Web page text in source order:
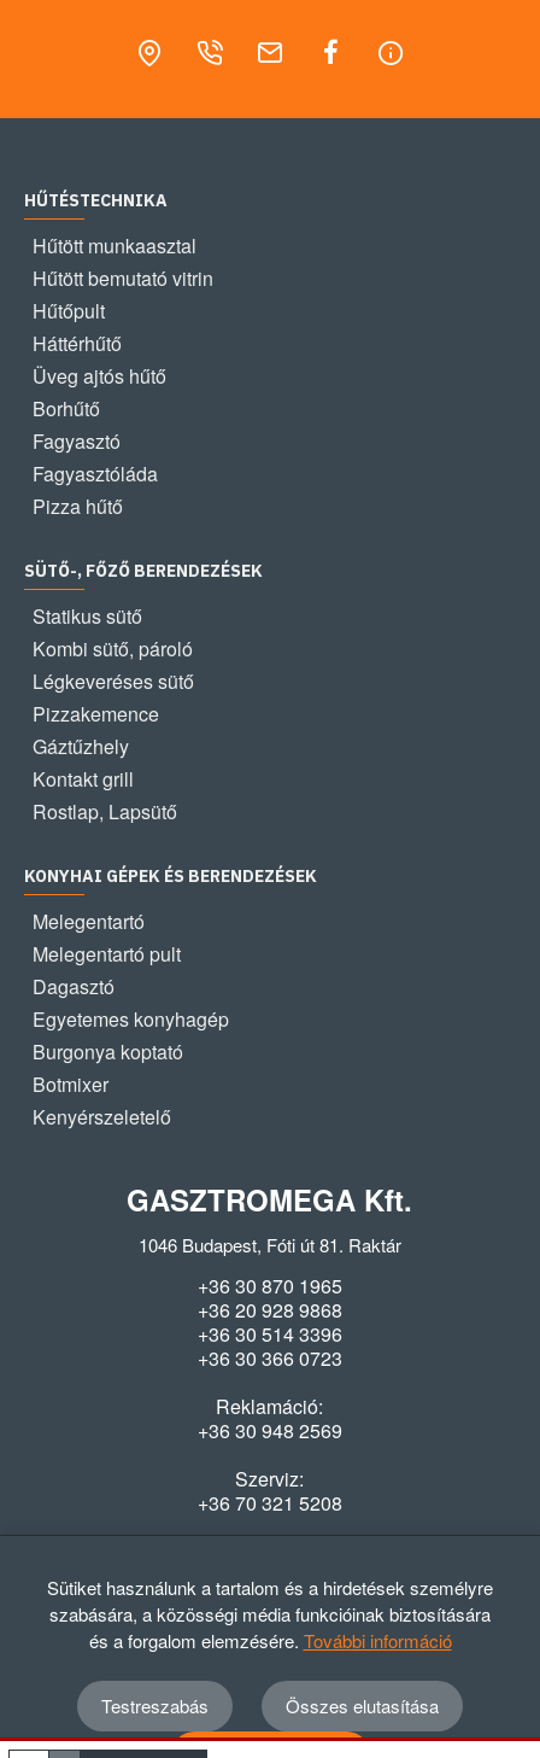
HŰTÉSTECHNIKA
Hűtött munkaasztal
Hűtött bemutató vitrin
Hűtőpult
Háttérhűtő
Üveg ajtós hűtő
Borhűtő
Fagyasztó
Fagyasztóláda
Pizza hűtő
SÜTŐ-, FŐZŐ BERENDEZÉSEK
Statikus sütő
Kombi sütő, pároló
Légkeveréses sütő
Pizzakemence
Gáztűzhely
Kontakt grill
Rostlap, Lapsütő
KONYHAI GÉPEK ÉS BERENDEZÉSEK
Melegentartó
Melegentartó pult
Dagasztó
Egyetemes konyhagép
Burgonya koptató
Botmixer
Kenyérszeletelő
GASZTROMEGA Kft.
1046 Budapest, Fóti út 81. Raktár
+36 30 870 1965
+36 20 928 9868
+36 30 514 3396
+36 30 366 0723
Reklamáció:
+36 30 948 2569
Szerviz:
+36 70 321 5208
Hétfő-Péntek: 08:00-16:30
© 2012 - 2024 GASZTRΩMEGA Kft.
Adatvédelmi szabályzat
ÁSZF Elállási nyilatkozat
Sütiket használunk a tartalom és a hirdetések személyre
szabására, a közösségi média funkcióinak biztosítására
és a forgalom elemzésére. További információ
Testreszabás
Összes elutasítása